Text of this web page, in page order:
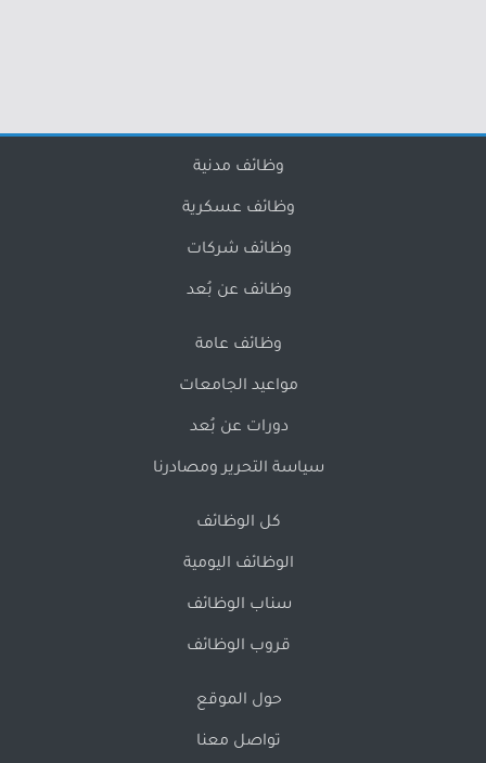
وظائف مدنية
وظائف عسكرية
وظائف شركات
وظائف عن بُعد
وظائف عامة
مواعيد الجامعات
دورات عن بُعد
سياسة التحرير ومصادرنا
كل الوظائف
الوظائف اليومية
سناب الوظائف
قروب الوظائف
حول الموقع
تواصل معنا